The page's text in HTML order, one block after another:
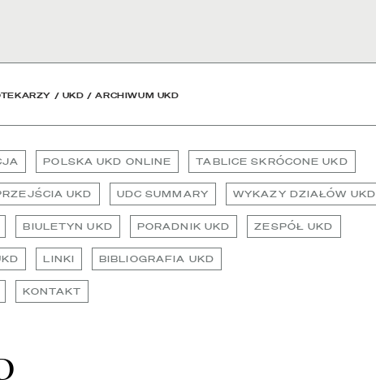
/ UKD /ARCHIWUM UKD
POLSKA UKD ONLINE TABLICE SKRÓCONE UKD
UKD UDC SUMMARY WYKAZY DZIAŁÓW UKD
BIULETYN UKD PORADNIK UKD ZESPÓŁ UKD
LINKI BIBLIOGRAFIA UKD
KONTAKT